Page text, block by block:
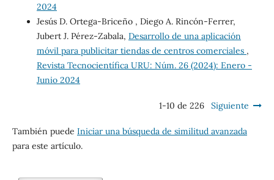
2024
Jesús D. Ortega-Briceño , Diego A. Rincón-Ferrer,
Jubert J. Pérez-Zabala, Desarrollo de una aplicación
móvil para publicitar tiendas de centros comerciales ,
Revista Tecnocientífica URU: Núm. 26 (2024): Enero -
Junio 2024
1-10 de 226 Siguiente
También puede Iniciar una búsqueda de similitud avanzada
para este artículo.